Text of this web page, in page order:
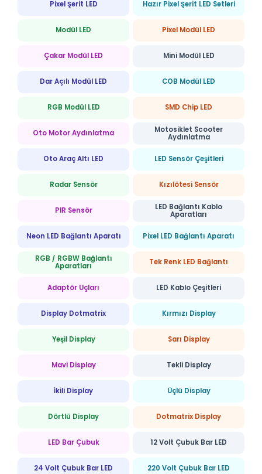
Pixel Şerit LED Hazır Pixel Şerit LED Setleri
Modül LED Pixel Modül LED
Çakar Modül LED Mini Modül LED
Dar Açılı Modül LED COB Modül LED
RGB Modül LED SMD Chip LED
Oto Motor Aydınlatma
Motosiklet Scooter
Aydınlatma
Oto Araç Altı LED LED Sensör Çeşitleri
Radar Sensör Kızılötesi Sensör
PIR Sensör
LED Bağlantı Kablo
Aparatları
Neon LED Bağlantı Aparatı Pixel LED Bağlantı Aparatı
RGB / RGBW Bağlantı
Aparatları
Tek Renk LED Bağlantı
Adaptör Uçları LED Kablo Çeşitleri
Display Dotmatrix Kırmızı Display
Yeşil Display Sarı Display
Mavi Display Tekli Display
İkili Display Üçlü Display
Dörtlü Display Dotmatrix Display
LED Bar Çubuk 12 Volt Çubuk Bar LED
24 Volt Çubuk Bar LED 220 Volt Çubuk Bar LED